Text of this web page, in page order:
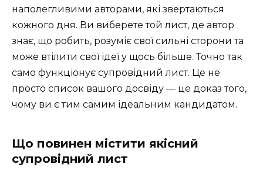
наполегливими авторами, які звертаються
кожного дня. Ви виберете той лист, де автор
знає, що робить, розуміє свої сильні сторони та
може втілити свої ідеї у щось більше. Точно так
само функціонує супровідний лист. Це не
просто список вашого досвіду — це доказ того,
чому ви є тим самим ідеальним кандидатом.
Що повинен містити якісний
супровідний лист